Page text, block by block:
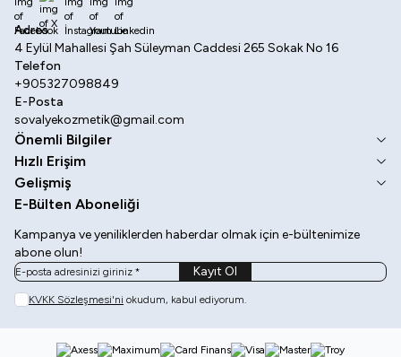
Adres
4 Eylül Mahallesi Şah Süleyman Caddesi 265 Sokak No 16
Telefon
+905327098849
E-Posta
sovalyekozmetik@gmail.com
Facebook
X İnstagram
Youtube
Önemli Bilgiler
Hızlı Erişim
Gelişmiş
E-Bülten Aboneliği
Kampanya ve yeniliklerden haberdar olmak için e-bültenimize
abone olun!
Kayıt Ol
KVKK Sözleşmesi'ni okudum, kabul ediyorum.